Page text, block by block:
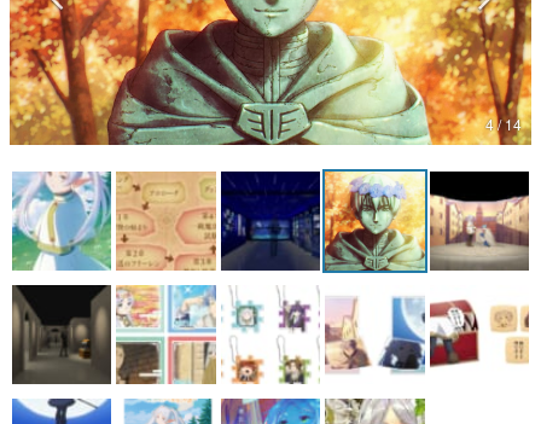
カテゴリ
特集記事
マンガ
女性向け
アプリレビュー
その他
電ファミニコゲーマーとは？
運営：株式会社マレ
4 / 14